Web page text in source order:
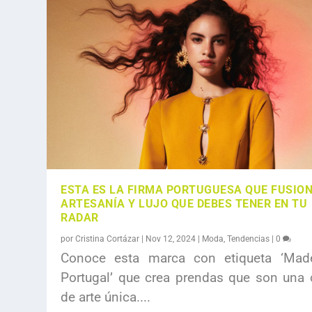
EL RENACIMIENTO DE LA
LAS MUJERES QUE SE ESCONDEN
TIMBERLAND Y SAMUEL ROSS
ANGIE VASQUEZ: UNIENDO ARTE,
BIRKENSTOCK PRESENTA SU
ESTA ES LA FIRMA PORTUGUESA QUE
ARTESANÍA Y LUJO QUE DEBES TENER EN TU
RADAR
porCristina Cortázar | Nov 12, 2024 | Moda ,Tendencias |0
Conoce esta marca con etiqueta
Portugal’ que crea prendas que son una
de arte única....